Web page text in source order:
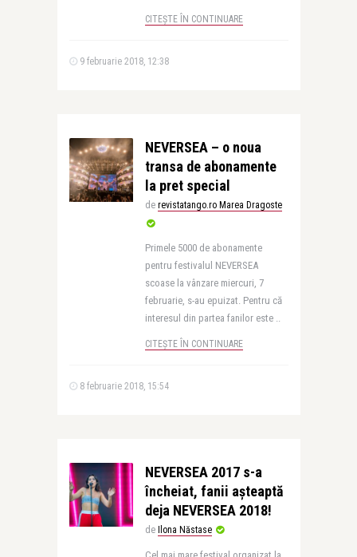
CITEȘTE ÎN CONTINUARE
9 februarie 2018, 12:38
NEVERSEA – o noua
transa de abonamente
la pret special
de revistatango.ro Marea Dragoste
Primele 5000 de abonamente
pentru festivalul NEVERSEA
scoase la vânzare miercuri, 7
februarie, s-au epuizat. Pentru că
interesul din partea fanilor este ..
CITEȘTE ÎN CONTINUARE
8 februarie 2018, 15:54
NEVERSEA 2017 s-a
încheiat, fanii așteaptă
deja NEVERSEA 2018!
de Ilona Năstase